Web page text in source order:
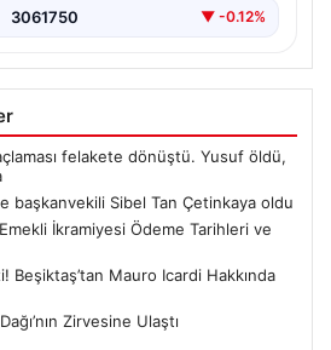
3061750 ▼ -0.12%
felakete dönüştü. Yusuf öldü,
başkanvekili Sibel Tan Çetinkaya oldu
İkramiyesi Ödeme Tarihleri ve
Beşiktaş’tan Mauro Icardi Hakkında
Zirvesine Ulaştı